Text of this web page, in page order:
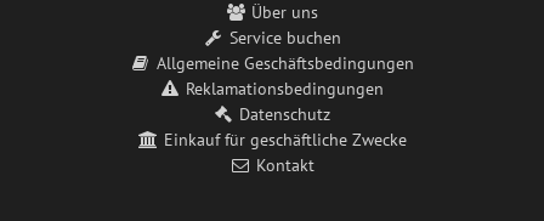
Über uns
Service buchen
Allgemeine Geschäftsbedingungen
Reklamationsbedingungen
Datenschutz
Einkauf für geschäftliche Zwecke
Kontakt